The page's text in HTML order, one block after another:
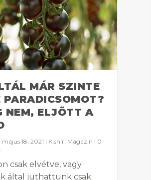
MÁR SZINTE
PARADICSOMOT?
NEM, ELJÖTT A
május 18, 2021 | Kishír Magazin | 0
csak elvétve, vagy
által juthattunk csak